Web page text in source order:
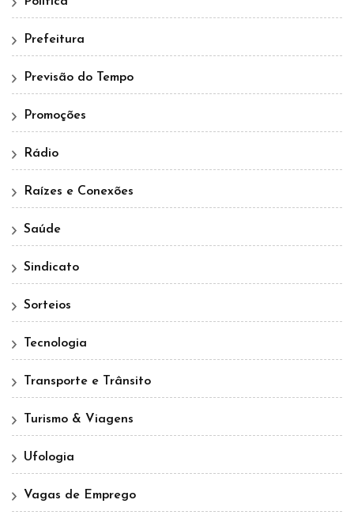
Prefeitura
Previsão do Tempo
Promoções
Rádio
Raízes e Conexões
Saúde
Sindicato
Sorteios
Tecnologia
Transporte e Trânsito
Turismo & Viagens
Ufologia
Vagas de Emprego